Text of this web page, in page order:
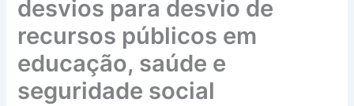
desvios para desvio de
recursos públicos em
educação, saúde e
seguridade social